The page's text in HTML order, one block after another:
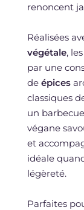
renoncent
Réalisées
végétale,
par une
de épices
classiques
un
végane
et
idéale
légèreté.
Parfaites